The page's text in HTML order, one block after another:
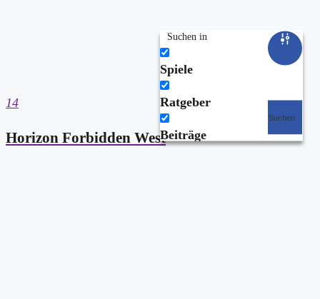
Suchen
Suchen in
Spiele
Ratgeber
Beiträge
14
Horizon Forbidden West